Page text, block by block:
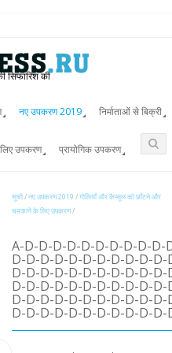
सिफारिश की
नए उपकरण 2019 निर्माताओं से बिक्री
उपकरण प्रायोगिक उपकरण
सूची/नए उपकरण 2019 /गोलियाँ और कैप्सूल को छाँटने और
चमकाने के लिए उपकरण/
A-D-D-D-D-D-D-D-D-D-
D-D-D-D-D-D-D-D-D-D-
D-D-D-D-D-D-D-D-D-D-
D-D-D-D-D-D-D-D-D-D-
D-D-D-D-D-D-D-D-D-D-
D-D-D-D-D-D-D-D-D-D-D-